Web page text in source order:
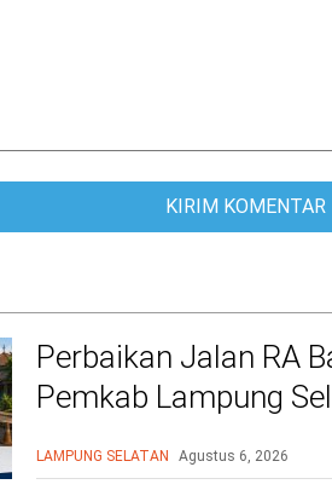
Perbaikan Jalan RA
Pemkab Lampung
LAMPUNG SELATAN Agustus 6, 2026